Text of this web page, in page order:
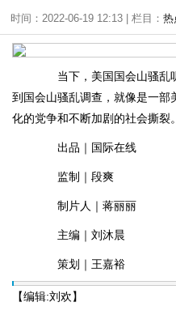
时间：2022-06-19 12:13 | 栏目： 热
当下，美国国会山骚乱听
到国会山骚乱调查，就像是一部
化的党争和不断加剧的社会撕裂。
出品｜国际在线
监制｜段爽
制片人｜蒋丽丽
主编｜刘沐晨
策划｜王嘉裕
【编辑:刘欢】